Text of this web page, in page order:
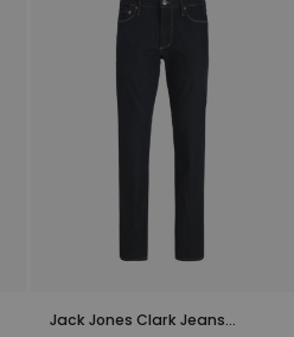
Jack Jones Clark Jeans